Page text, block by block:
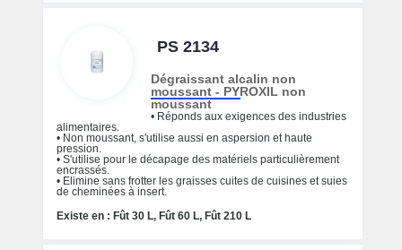
PS 2134
Dégraissant alcalin non
moussant - PYROXIL non
moussant
• Réponds aux exigences des industries
alimentaires.
• Non moussant, s'utilise aussi en aspersion et haute
pression.
• S'utilise pour le décapage des matériels particulièrement
encrassés.
• Elimine sans frotter les graisses cuites de cuisines et suies
de cheminées à insert.
Existe en : Fût 30 L, Fût 60 L, Fût 210 L